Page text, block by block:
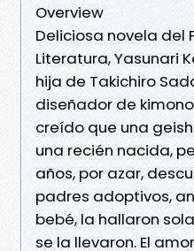
Overview
Deliciosa novela del
Literatura, Yasunari
hija de Takichiro
diseñador de
creído que una
una recién nacida,
años, por azar,
padres adoptivos,
bebé, la hallaron
se la llevaron. El